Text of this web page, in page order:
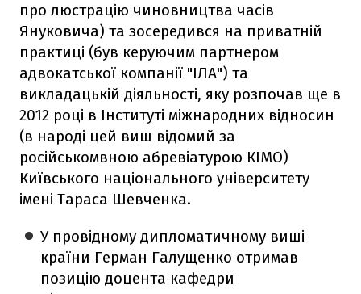
про люстрацію чиновництва часів
Януковича) та зосередився на приватній
практиці (був керуючим партнером
адвокатської компанії "ІЛА") та
викладацькій діяльності, яку розпочав ще в
2012 році в Інституті міжнародних відносин
(в народі цей виш відомий за
російськомвною абревіатурою КІМО)
Київського національного університету
імені Тараса Шевченка.
У провідному дипломатичному виші
країни Герман Галущенко отримав
позицію доцента кафедри